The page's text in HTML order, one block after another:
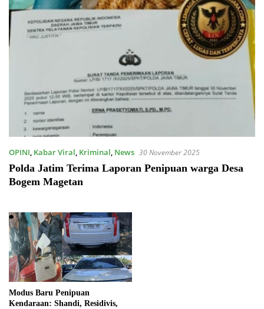
OPINI, Kabar Viral, Kriminal, News 30 November 2025
Polda Jatim Terima Laporan Penipuan warga Desa
Bogem Magetan
Modus Baru Penipuan
Kendaraan: Shandi, Residivis,